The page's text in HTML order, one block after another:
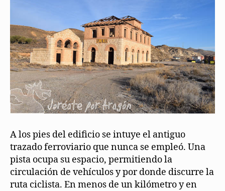
A los pies del edificio se intuye el antiguo
trazado ferroviario que nunca se empleó. Una
pista ocupa su espacio, permitiendo la
circulación de vehículos y por donde discurre la
ruta ciclista. En menos de un kilómetro y en